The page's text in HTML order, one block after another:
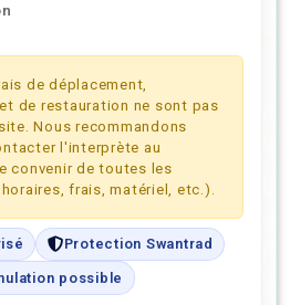
de déplacement,
de restauration ne sont pas
Nous recommandons
l'interprète au
convenir de toutes les
frais, matériel, etc.).
Protection Swantrad
possible